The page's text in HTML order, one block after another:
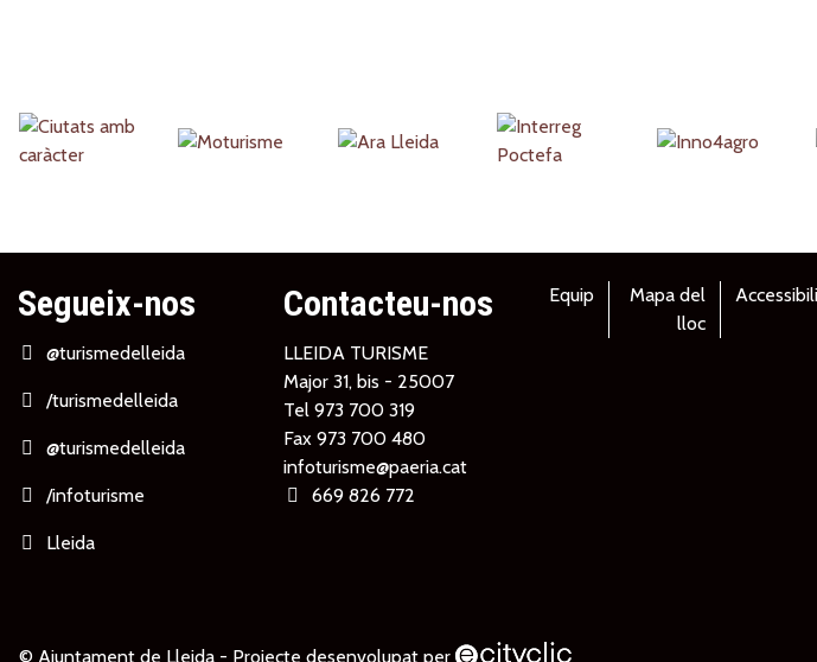
Partners
Segueix-nos
@turismedelleida
/turismedelleida
@turismedelleida
/infoturisme
Lleida
Contacteu-nos
LLEIDA TURISME
Major 31, bis - 25007
Tel 973 700 319
Fax 973 700 480
infoturisme@paeria.cat
669 826 772
Equip
Mapa del
lloc
© Ajuntament de Lleida - Projecte desenvolupat per